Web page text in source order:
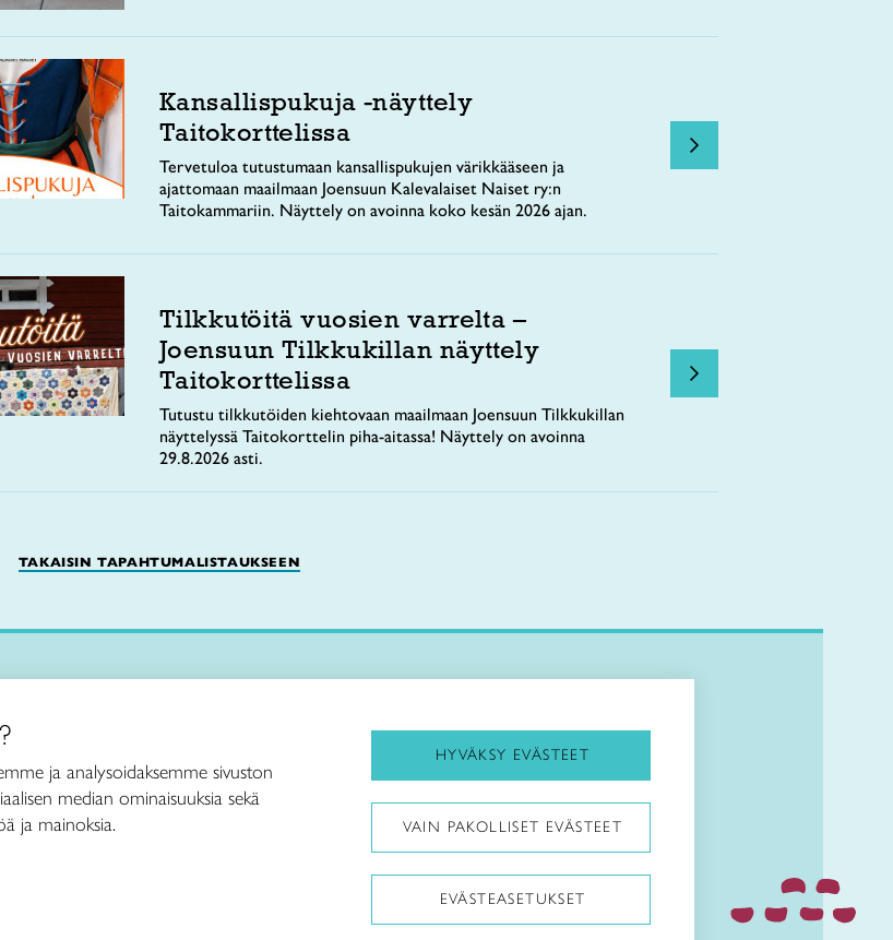
Kansallispukuja -näyttely
Taitokorttelissa
Tervetuloa tutustumaan kansallispukujen värikkääseen ja
ajattomaan maailmaan Joensuun Kalevalaiset Naiset ry:n
Taitokammariin. Näyttely on avoinna koko kesän 2026 ajan.
Tilkkutöitä vuosien varrelta –
Joensuun Tilkkukillan näyttely
Taitokorttelissa
Tutustu tilkkutöiden kiehtovaan maailmaan Joensuun Tilkkukillan
näyttelyssä Taitokorttelin piha-aitassa! Näyttely on avoinna
29.8.2026 asti.
TAKAISIN TAPAHTUMALISTAUKSEEN
Taito ry
Käsityöohjeet
Me olemme Taito
Kirjaudu Taitocampukseen
Taitoliitto:
Taito-lehti:
ja analysoidaksemme sivuston
median ominaisuuksia sekä
ja mainoksia.
HYVÄKSY EVÄSTEET
VAIN PAKOLLISET EVÄSTEET
EVÄSTEASETUKSET